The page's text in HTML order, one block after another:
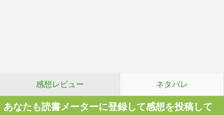
感想レビュー ネタバレ
あなたも読書メーターに登録して感想を投稿して